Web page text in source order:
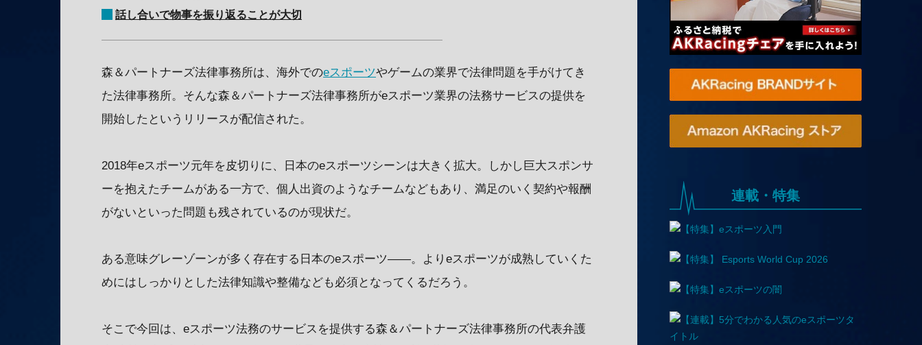
話し合いで物事を振り返ることが大切
森＆パートナーズ法律事務所は、海外でのeスポーツやゲームの業界で法律問題を手がけてき
た法律事務所。そんな森＆パートナーズ法律事務所がeスポーツ業界の法務サービスの提供を
開始したというリリースが配信された。
2018年eスポーツ元年を皮切りに、日本のeスポーツシーンは大きく拡大。しかし巨大スポンサ
ーを抱えたチームがある一方で、個人出資のようなチームなどもあり、満足のいく契約や報酬
がないといった問題も残されているのが現状だ。
ある意味グレーゾーンが多く存在する日本のeスポーツ——。よりeスポーツが成熟していくた
めにはしっかりとした法律知識や整備なども必須となってくるだろう。
そこで今回は、eスポーツ法務のサービスを提供する森＆パートナーズ法律事務所の代表弁護
連載・特集